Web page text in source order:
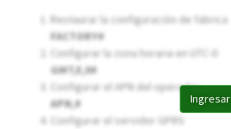
Ingresar
Restaurar la configuración de fabrica
FACTORY#
Configurar la zona horaria en UTC-0
GMT,E,0#
Configurar el APN del operador
APN,#
Configurar el servidor GPRS